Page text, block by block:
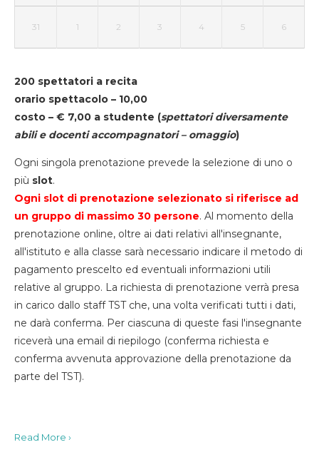
31 1 2 3 4 5 6
200 spettatori a recita
orario spettacolo – 10,00
costo – € 7,00 a studente (spettatori diversamente
abili e docenti accompagnatori – omaggio)
Ogni singola prenotazione prevede la selezione di uno o
più slot.
Ogni slot di prenotazione selezionato si riferisce ad
un gruppo di massimo 30 persone. Al momento della
prenotazione online, oltre ai dati relativi all'insegnante,
all'istituto e alla classe sarà necessario indicare il metodo di
pagamento prescelto ed eventuali informazioni utili
relative al gruppo. La richiesta di prenotazione verrà presa
in carico dallo staff TST che, una volta verificati tutti i dati,
ne darà conferma. Per ciascuna di queste fasi l'insegnante
riceverà una email di riepilogo (conferma richiesta e
conferma avvenuta approvazione della prenotazione da
parte del TST).
Read More ›